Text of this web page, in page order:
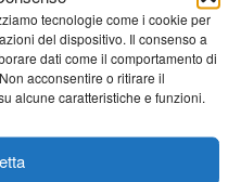
tecnologie come i cookie per
del dispositivo. Il consenso a
dati come il comportamento di
acconsentire o ritirare il
alcune caratteristiche e funzioni.
della corsa
la solenne processione